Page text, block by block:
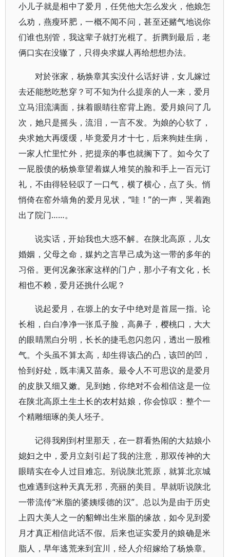
小儿子就是相中了爱月，任凭他大怎么发火，他娘怎
么劝，燕瘦环肥，一概不闻不问，甚至还赌气地说你
们谁也别管，我这辈子就打光棍了。折腾到最后，老
俩口实在没辙了，只得央求媒人再给想想办法。
对於张家，杨焕章其实没什么话好讲，女儿嫁过
去还能愁吃愁穿？可不知为什么提亲的人一来，爱月
立马泪流满面，抹着眼睛往窑背上跑。爱月娘问了几
次，她只是摇头，流泪，一言不发。为娘的心软了，
央求她大再缓缓，毕竟爱月才十七，后来狗娃生病，
一家人忙里忙外，把提亲的事也就搁下了。如今欠了
一屁股债的杨焕章望着媒人堆笑的脸和手上一百元订
礼，不由得轻轻叹了一口气，横了横心，点了头。悄
悄倚在窑外墙角的爱月见状，“哇！”的一声，哭着跑
出了院门……。
说实话，开始我也大惑不解。在陕北高原，儿女
婚姻，父母之命，媒妁之言早己成为这一带的多年的
习俗。更何况象张家这样的门户，那小子有文化，长
相也不赖，爱月还挑什么呢？
说起爱月，在塬上的女子中绝对是首屈一指。论
长相，白白净净一张瓜子脸，高鼻子，樱桃口，大大
的眼睛黑白分明，长长的捷毛忽闪忽闪，透出一股稚
气。个头虽不算太高，却生得该凸的凸，该凹的凹，
恰到好处，既丰满又苗条。最令人不可思议的是爱月
的皮肤又细又嫩。见到她，你绝对不会相信这是一位
在陕北高原土生土长的农村姑娘，你会惊叹：整个一
个精雕细琢的美人坯子。
记得我刚到村里那天，在一群看热闹的大姑娘小
媳妇之中，爱月立刻引起了我的注意，那双传神的大
眼睛实在令人过目难忘。别说陕北荒原，就算北京城
也难遇到这种天真无邪，亮丽的美目。早就听说陕北
一带流传“米脂的婆姨绥德的汉”。总以为是由于历史
上四大美人之一的貂蝉出生米脂的缘故，如今见到爱
月才真正相信此话不假。后来也证实爱月的娘确是米
脂人，早年逃荒来到宜川，经人介绍嫁给了杨焕章。